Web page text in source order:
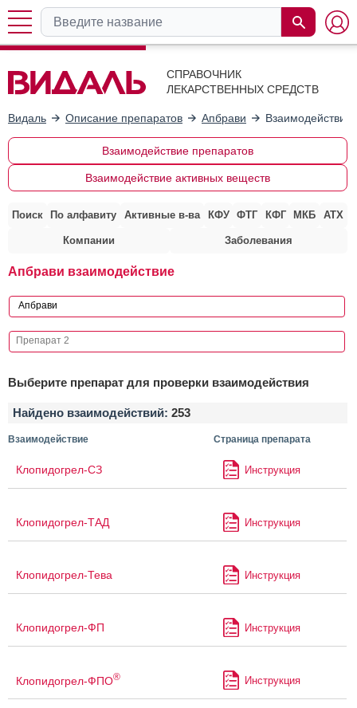
СПРАВОЧНИК
ЛЕКАРСТВЕННЫХ СРЕДСТВ
Видаль Описание препаратов Апбрави
Взаимодействие препаратов
Взаимодействие активных веществ
Поиск По алфавиту Активные в-ва КФУ ФТГ КФГ МКБ АТХ
Компании Заболевания
Апбрави взаимодействие
Выберите препарат для проверки взаимодействия
Найдено взаимодействий: 253
Взаимодействие Страница препарата
Клопидогрел-СЗ Инструкция
Клопидогрел-ТАД Инструкция
Клопидогрел-Тева Инструкция
Клопидогрел-ФП Инструкция
Клопидогрел-ФПО® Инструкция